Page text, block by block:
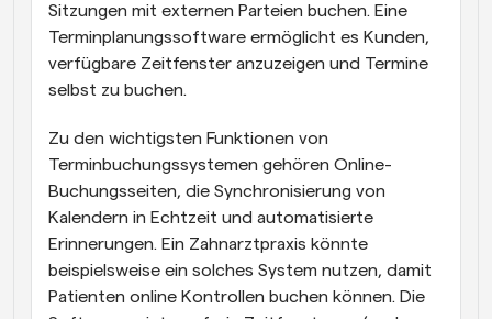
Sitzungen mit externen Parteien buchen. Eine
Terminplanungssoftware ermöglicht es Kunden,
verfügbare Zeitfenster anzuzeigen und Termine
selbst zu buchen.
Zu den wichtigsten Funktionen von
Terminbuchungssystemen gehören Online-
Buchungsseiten, die Synchronisierung von
Kalendern in Echtzeit und automatisierte
Erinnerungen. Ein Zahnarztpraxis könnte
beispielsweise ein solches System nutzen, damit
Patienten online Kontrollen buchen können. Die